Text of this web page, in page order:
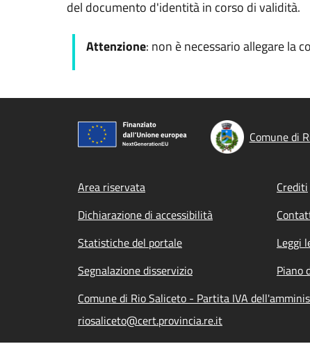
del documento d'identità in corso di validità.
Attenzione: non è necessario allegare la
Comune di
Footer menu
Area riservata Crediti
Dichiarazione di accessibilità
Statistiche del portale
Leggi
Segnalazione disservizio
Piano
Comune di Rio Saliceto - Partita IVA
riosaliceto@cert.provincia.re.it